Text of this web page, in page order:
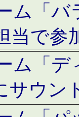
ム「
当で参
ム「
サウン